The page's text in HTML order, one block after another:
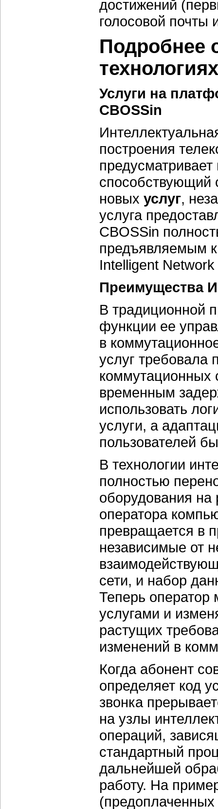
достижений
голосовой почты
Подробнее
технологиях
Услуги на
CBOSSin
построения
способствующий
новых услуг,
услуга
CBOSSin
предъявляемым
Intelligent
Преимущества
В традиционной
функции ее
в
услуг требовала
коммутационных
временным
использовать
услуги, а
пользователей
В технологии
полностью
оборудования на
оператора
превращается в
независимые от
сети, и набор
Теперь оператор
услугами и
растущих
изменений в
Когда абонент
определяет код
звонка
на узлы
операций,
стандартный
дальнейшей
работу. На
(предоплаченных